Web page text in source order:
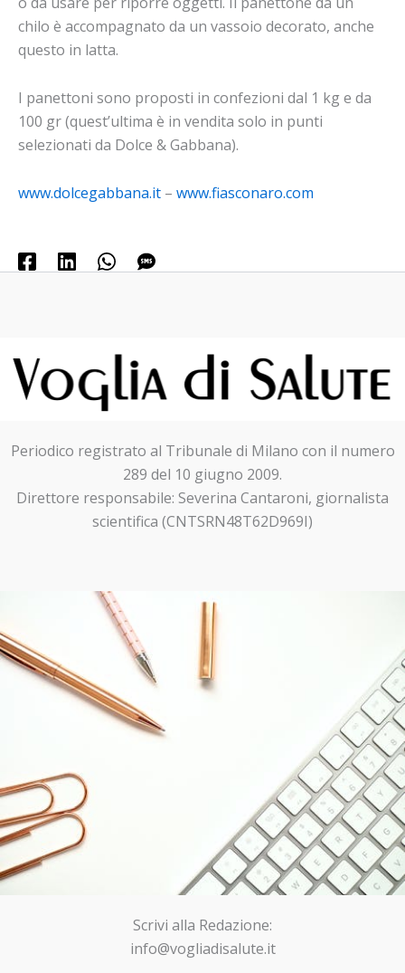
chilo è accompagnato da un vassoio decorato, anche
questo in latta.
I panettoni sono proposti in confezioni dal 1 kg e da
100 gr (quest’ultima è in vendita solo in punti
selezionati da Dolce & Gabbana).
www.dolcegabbana.it – www.fiasconaro.com
Periodico registrato al Tribunale di Milano con il numero
289 del 10 giugno 2009.
Direttore responsabile: Severina Cantaroni, giornalista
scientifica (CNTSRN48T62D969I)
Scrivi alla Redazione:
info@vogliadisalute.it